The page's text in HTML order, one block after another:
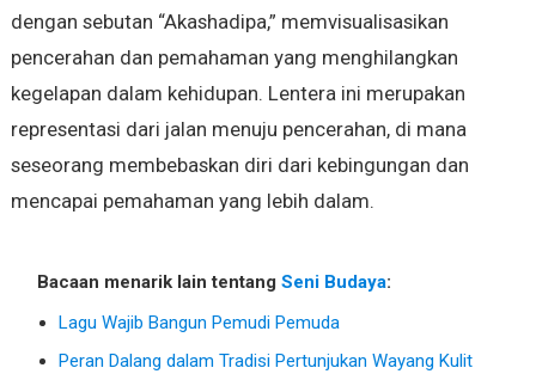
dengan sebutan “Akashadipa,” memvisualisasikan
pencerahan dan pemahaman yang menghilangkan
kegelapan dalam kehidupan. Lentera ini merupakan
representasi dari jalan menuju pencerahan, di mana
seseorang membebaskan diri dari kebingungan dan
mencapai pemahaman yang lebih dalam.
Bacaan menarik lain tentang Seni Budaya:
Lagu Wajib Bangun Pemudi Pemuda
Peran Dalang dalam Tradisi Pertunjukan Wayang Kulit